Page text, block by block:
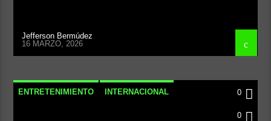
Jefferson Bermúdez
16 MARZO, 2026
ENTRETENIMIENTO INTERNACIONAL 0
0